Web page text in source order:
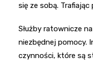
się ze sobą.
Służby ratownicze
niezbędnej pomocy.
czynności, które są